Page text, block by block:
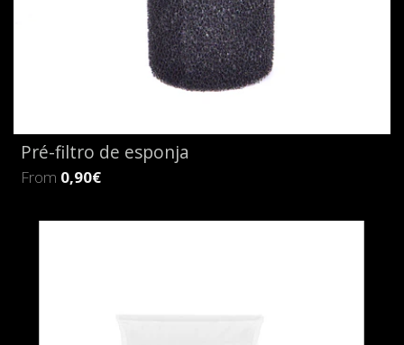
Pré-filtro de esponja
From 0,90€